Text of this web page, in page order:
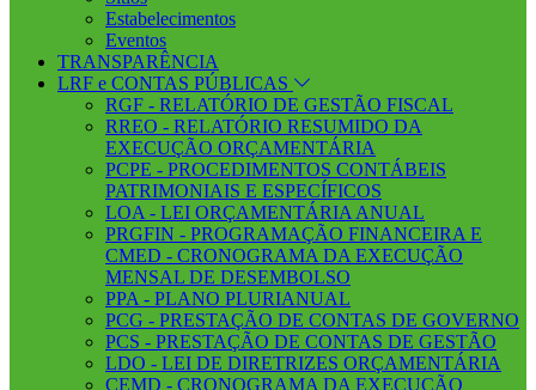
Estabelecimentos
Eventos
TRANSPARÊNCIA
LRF e CONTAS PÚBLICAS
RGF - RELATÓRIO DE GESTÃO FISCAL
RREO - RELATÓRIO RESUMIDO DA
EXECUÇÃO ORÇAMENTÁRIA
PCPE - PROCEDIMENTOS CONTÁBEIS
PATRIMONIAIS E ESPECÍFICOS
LOA - LEI ORÇAMENTÁRIA ANUAL
PRGFIN - PROGRAMAÇÃO FINANCEIRA E
CMED - CRONOGRAMA DA EXECUÇÃO
MENSAL DE DESEMBOLSO
PPA - PLANO PLURIANUAL
PCG - PRESTAÇÃO DE CONTAS DE GOVERNO
PCS - PRESTAÇÃO DE CONTAS DE GESTÃO
LDO - LEI DE DIRETRIZES ORÇAMENTÁRIA
CEMD - CRONOGRAMA DA EXECUÇÃO